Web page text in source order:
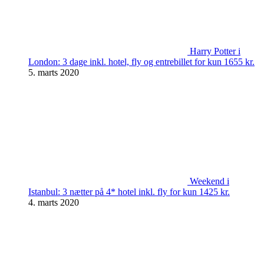
Harry Potter i
London: 3 dage inkl. hotel, fly og entrebillet for kun 1655 kr.
5. marts 2020
Weekend i
Istanbul: 3 nætter på 4* hotel inkl. fly for kun 1425 kr.
4. marts 2020